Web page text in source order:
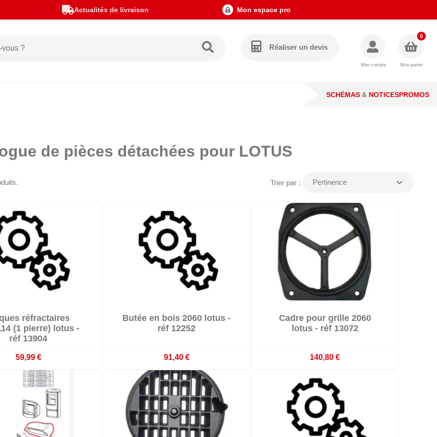
Actualités de livraison Mon espace pro
Réaliser un devis
Mon compte Mon panier
0
SCHÉMAS & NOTICESPROMOS
de pièces détachées pour LOTUS
Trier par : Pertinence expand_more
Délai 3-4 semaines
réfractaires
(1 pierre) lotus -
réf 13904
59,99 €
Délai 3-4 semaines
Butée en bois 2060 lotus -
réf 12252
91,40 €
Délai 3-4 semaines
Cadre pour grille 2060
lotus - réf 13072
140,80 €